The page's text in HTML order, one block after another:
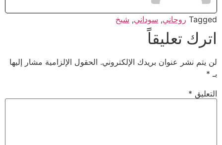
Tagged روحاني, سوداني, شيخ
اترك تعليقاً
لن يتم نشر عنوان بريدك الإلكتروني. الحقول الإلزامية مشار إليها
بـ *
التعليق *